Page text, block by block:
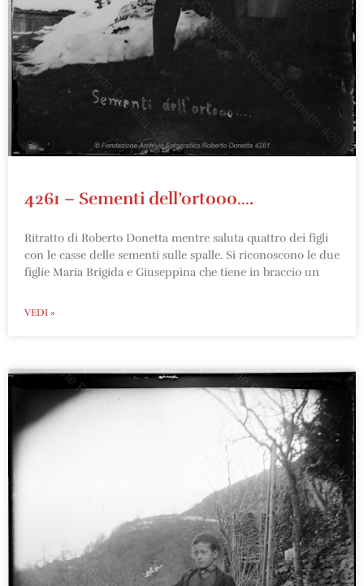
4261 – Sementi dell’ortooo….
Ritratto di Roberto Donetta mentre saluta quattro dei figli
con le casse delle sementi sulle spalle. Si riconoscono le due
figlie Maria Brigida e Giuseppina che tiene in braccio un
VEDI »